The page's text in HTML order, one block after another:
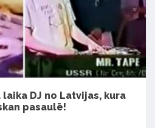
DJ no Latvijas, kura
pasaulē!